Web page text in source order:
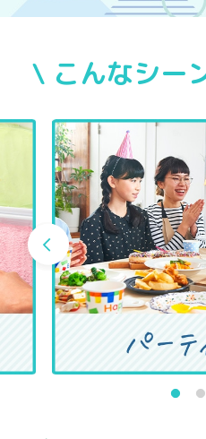
\ こんなシー
1 2